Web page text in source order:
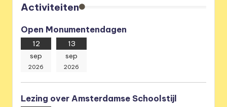
Activiteiten
Open Monumentendagen
12
sep
2026
13
sep
2026
Lezing over Amsterdamse Schoolstijl